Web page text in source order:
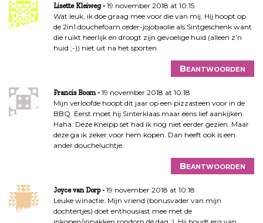
Lisette Kleiweg
19 november 2018 at 10:15
Wat leuk, ik doe graag mee voor die van mij. Hij hoopt op
de 2in1 douchefoam ceder-jojobaolie als Sintgeschenk want
die ruikt heerlijk en droogt zijn gevoelige huid (alleen z’n
huid ;-)) niet uit na het sporten.
Beantwoorden
Francis Boom
19 november 2018 at 10:18
Mijn verloofde hoopt dit jaar op een pizzasteen voor in de
BBQ. Eerst moet hij Sinterklaas maar eens lief aankijken.
Haha. Deze Kneipp set had ik nog niet eerder gezien. Maar
deze ga ik zeker voor hem kopen. Dan heeft ook is een
ander doucheluchtje.
Beantwoorden
Joyce van Dorp
19 november 2018 at 10:18
Leuke winactie. Mijn vriend (bonusvader van mijn
dochtertjes) doet enthousiast mee met de